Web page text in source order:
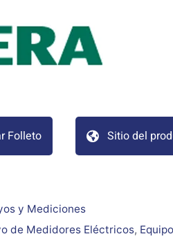
Folleto Sitio del
y Mediciones
de Medidores Eléctricos,